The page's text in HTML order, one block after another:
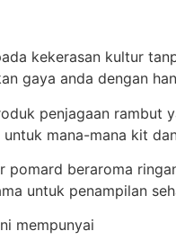
kekerasan kultur
gaya anda dengan
penjagaan
mana-mana kit
pomard beraroma
untuk penampilan
mempunyai